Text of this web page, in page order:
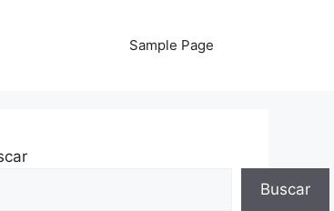
Sample Page
Buscar